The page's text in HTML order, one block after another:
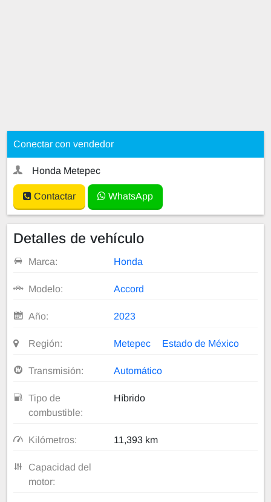
Conectar con vendedor
Honda Metepec
Contactar WhatsApp
Detalles de vehículo
Marca: Honda
Modelo: Accord
Año: 2023
Región: Metepec Estado de México
Transmisión: Automático
Tipo de
combustible:
Híbrido
Kilómetros: 11,393 km
Capacidad del
motor: